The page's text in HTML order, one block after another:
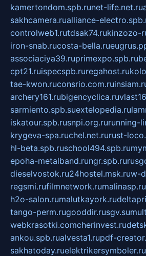
kamertondom.spb.runet-life.net.ru
sakhcamera.rualliance-
controlweb1.rutdsak74.rukinzozo-
iron-snab.rucosta-bella.ru
associaciya39.ruprimexpo.spb.ru
cpt21.ruispecspb.ruregahost.ru
tae-kwon.ruconsrio.com.ru
archery161.rubigencyclica.ru
sarmiento.spb.suextelopedia.ru
iskatour.spb.rusnpi.org.rurunning-
krygeva-spa.ruchel.net.rurust-
hl-beta.spb.ruschool494.spb.ru
epoha-metalband.rungr.spb.ru
dieselvostok.ru24hostel.msk.ruw-
regsmi.rufilmnetwork.rumalinasp.ru
h2o-salon.rumalutkayork.ru
tango-perm.rugooddir.rusgv.su
webkrasotki.comcherinvest.ru
ankou.spb.rualvesta1.rupdf-
sakhatoday.ruelektrikersymboler.ru